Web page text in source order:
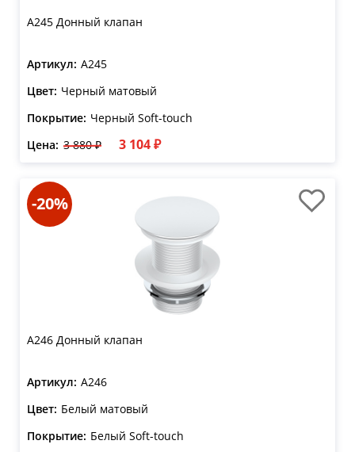
A245 Донный клапан
Артикул: A245
Цвет: Черный матовый
Покрытие: Черный Soft-touch
Цена: 3 880 ₽ 3 104 ₽
-20%
A246 Донный клапан
Артикул: A246
Цвет: Белый матовый
Покрытие: Белый Soft-touch